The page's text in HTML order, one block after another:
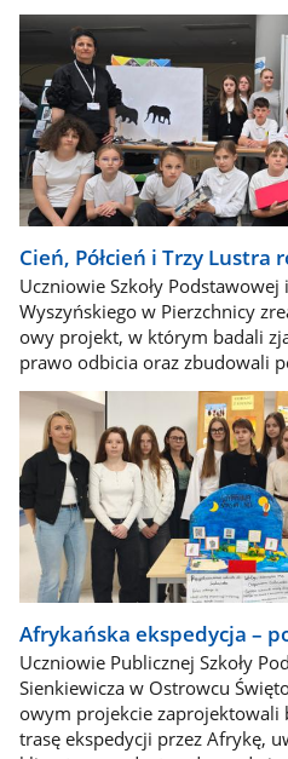
Cień, Półcień i Trzy Lustra
Uczniowie Szkoły Podstawowej
Wyszyńskiego w Pierzchnicy
owy projekt, w którym badali
prawo odbicia oraz zbudowali
Afrykańska ekspedycja –
Uczniowie Publicznej Szkoły
Sienkiewicza w Ostrowcu
owym projekcie zaprojektowali
trasę ekspedycji przez Afrykę,